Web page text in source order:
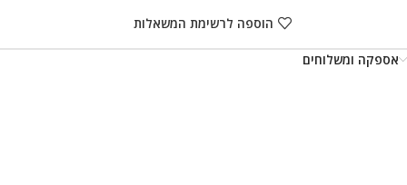
הוספה לרשימת המשאלות
אספקה ומשלוחים